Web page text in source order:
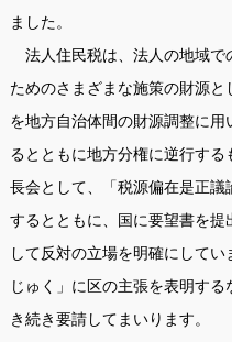
ました。
法人住民税は、法人の地域で
ためのさまざまな施策の財源
を地方自治体間の財源調整に
るとともに地方分権に逆行す
長会として、「税源偏在是正
するとともに、国に要望書を
して反対の立場を明確にして
じゅく」に区の主張を表明する
き続き要請してまいります。